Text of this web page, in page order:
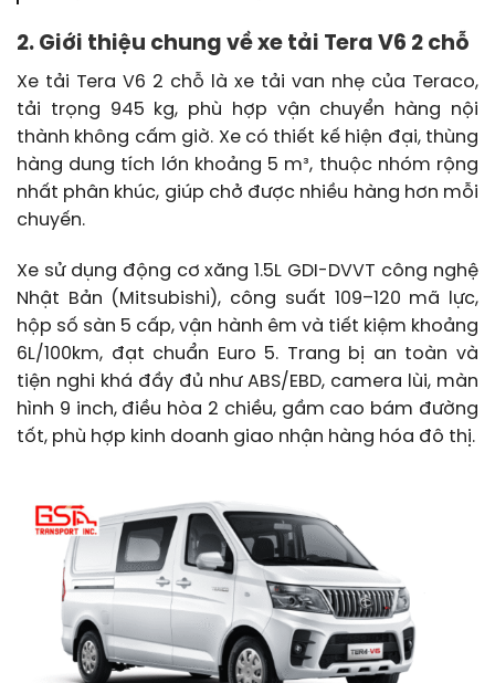
2. Giới thiệu chung về xe tải Tera V6 2 chỗ
Xe tải Tera V6 2 chỗ là xe tải van nhẹ của Teraco,
tải trọng 945 kg, phù hợp vận chuyển hàng nội
thành không cấm giờ. Xe có thiết kế hiện đại, thùng
hàng dung tích lớn khoảng 5 m³, thuộc nhóm rộng
nhất phân khúc, giúp chở được nhiều hàng hơn mỗi
chuyến.
Xe sử dụng động cơ xăng 1.5L GDI-DVVT công nghệ
Nhật Bản (Mitsubishi), công suất 109–120 mã lực,
hộp số sàn 5 cấp, vận hành êm và tiết kiệm khoảng
6L/100km, đạt chuẩn Euro 5. Trang bị an toàn và
tiện nghi khá đầy đủ như ABS/EBD, camera lùi, màn
hình 9 inch, điều hòa 2 chiều, gầm cao bám đường
tốt, phù hợp kinh doanh giao nhận hàng hóa đô thị.